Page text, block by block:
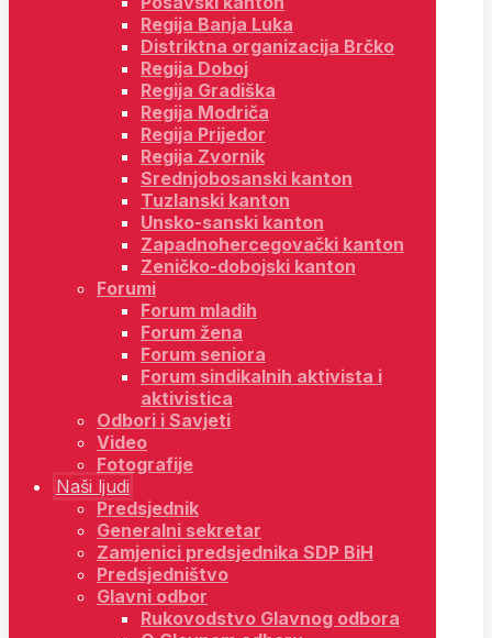
Regija Banja Luka
Distriktna organizacija Brčko
Regija Doboj
Regija Gradiška
Regija Modriča
Regija Prijedor
Regija Zvornik
Srednjobosanski kanton
Tuzlanski kanton
Unsko-sanski kanton
Zapadnohercegovački kanton
Zeničko-dobojski kanton
Forumi
Forum mladih
Forum žena
Forum seniora
Forum sindikalnih aktivista i
aktivistica
Odbori i Savjeti
Video
Fotografije
Naši ljudi
Predsjednik
Generalni sekretar
Zamjenici predsjednika SDP BiH
Predsjedništvo
Glavni odbor
Rukovodstvo Glavnog odbora